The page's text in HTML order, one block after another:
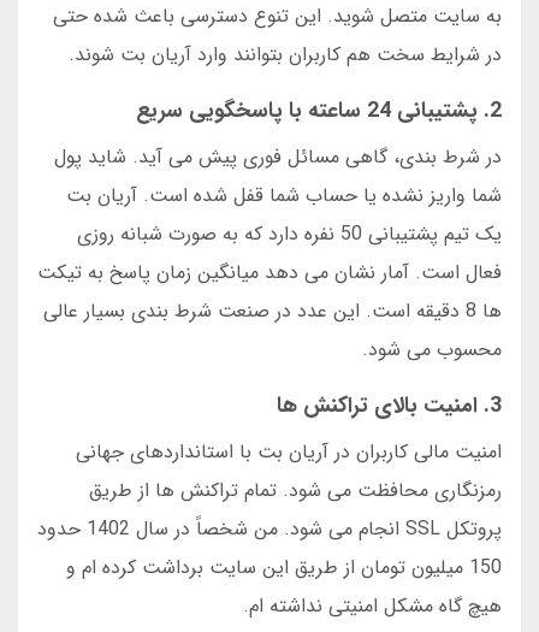
به سایت متصل شوید. این تنوع دسترسی باعث شده حتی
در شرایط سخت هم کاربران بتوانند وارد آریان بت شوند.
2. پشتیبانی 24 ساعته با پاسخگویی سریع
در شرط بندی، گاهی مسائل فوری پیش می آید. شاید پول
شما واریز نشده یا حساب شما قفل شده است. آریان بت
یک تیم پشتیبانی 50 نفره دارد که به صورت شبانه روزی
فعال است. آمار نشان می دهد میانگین زمان پاسخ به تیکت
ها 8 دقیقه است. این عدد در صنعت شرط بندی بسیار عالی
محسوب می شود.
3. امنیت بالای تراکنش ها
امنیت مالی کاربران در آریان بت با استانداردهای جهانی
رمزنگاری محافظت می شود. تمام تراکنش ها از طریق
پروتکل SSL انجام می شود. من شخصاً در سال 1402 حدود
150 میلیون تومان از طریق این سایت برداشت کرده ام و
هیچ گاه مشکل امنیتی نداشته ام.